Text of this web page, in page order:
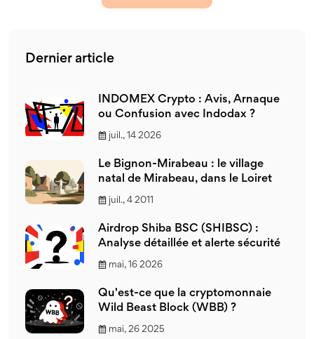
Dernier article
INDOMEX Crypto : Avis, Arnaque
ou Confusion avec Indodax ?
juil., 14 2026
Le Bignon-Mirabeau : le village
natal de Mirabeau, dans le Loiret
juil., 4 2011
Airdrop Shiba BSC (SHIBSC) :
Analyse détaillée et alerte sécurité
mai, 16 2026
Qu'est-ce que la cryptomonnaie
Wild Beast Block (WBB) ?
mai, 26 2025